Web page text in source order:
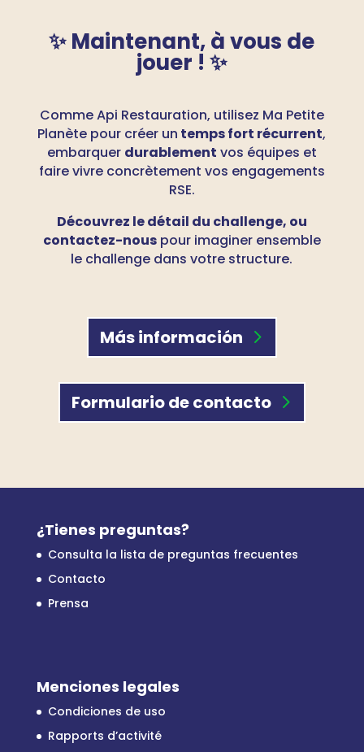
✨ Maintenant, àvous de
jouer !✨
Comme Api Restauration, utilisez Ma Petite
Planète pour créer un temps fort récurrent,
embarquer durablement vos équipes et
faire vivre concrètement vos engagements
RSE.
Découvrez le détail du challenge, ou
contactez-nouspour imaginer ensemble
le challenge dans votre structure.
Más información
Formulario de contacto
¿Tienes preguntas?
Consulta la lista de preguntas frecuentes
Contacto
Prensa
Menciones legales
Condiciones de uso
Rapports d’activité